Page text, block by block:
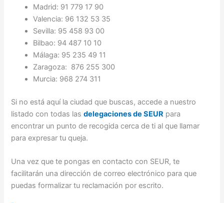
Madrid: 91 779 17 90
Valencia: 96 132 53 35
Sevilla: 95 458 93 00
Bilbao: 94 487 10 10
Málaga: 95 235 49 11
Zaragoza: 876 255 300
Murcia: 968 274 311
Si no está aquí la ciudad que buscas, accede a nuestro
listado con todas lasdelegaciones de SEUR para
encontrar un punto de recogida cerca de ti al que llamar
para expresar tu queja.
Una vez que te pongas en contacto con SEUR, te
facilitarán una dirección de correo electrónico para que
puedas formalizar tu reclamación por escrito.